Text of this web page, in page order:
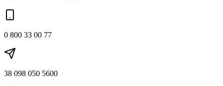
0 800 33 00 77
38 098 050 5600